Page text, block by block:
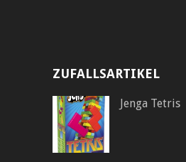
ZUFALLSARTIKEL
Jenga Tetris